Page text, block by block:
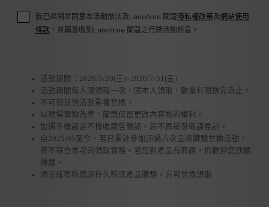
我已詳閱並同意本活動辦法及Lancôme 蘭蔻 隱私權政策及網站使用
條款 ，並願意收到Lancôme 蘭蔻之行銷活動訊息。
活動期間：2026/5/20(三)~2026/7/31(五)
活動期間每人限領取一次，限本人領取，數量有限送完為止。
不可與其他活動重複兌換。
以現場實物為準，蘭蔻保留更改內容物的權利。
如遇手機設定不接收廣告簡訊，恕不再補發敬請見諒。
自2025/05至今，若已累計參加超過六次品牌體驗兌換活動，
將不符合本次的領取資格。若您對產品有興趣，仍歡迎您到櫃
體驗。
須完成零粉感超持久粉底產品體驗，方可兌換領取